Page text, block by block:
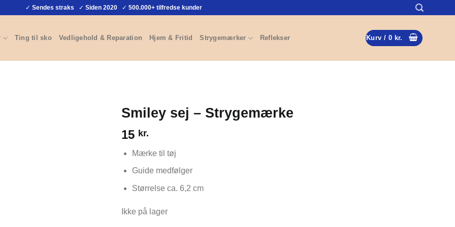
✓ Sendes straks ✓ Siden 2020 ✓ 500.000+ tilfredse kunder
Ting til sko Vedligehold & Reparation Hjem & Fritid Strygemærker Reflekser Kurv / 0 kr.
Smiley sej – Strygemærke
15 kr.
Mærke til tøj
Guide medfølger
Størrelse ca. 6,2 cm
Ikke på lager